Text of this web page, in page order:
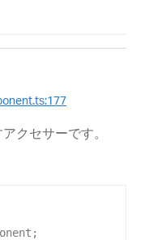
クセサーです。
;